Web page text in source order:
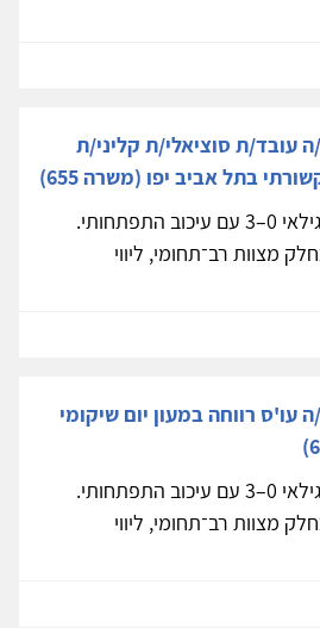
עובד/ת סוציאלי/ת קליני/ת
בתל אביב יפו (משרה 655)
המעון מיועד לילדים בגילאי 0–3 עם עיכוב התפתחותי.
מצוות רב־תחומי, ליווי
עו'ס רווחה במעון יום שיקומי
המעון מיועד לילדים בגילאי 0–3 עם עיכוב התפתחותי.
מצוות רב־תחומי, ליווי